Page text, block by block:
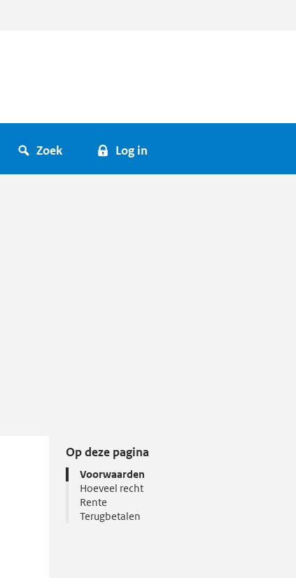
Zoek Log in
Op deze pagina
Voorwaarden
Hoeveel recht
Rente
Terugbetalen